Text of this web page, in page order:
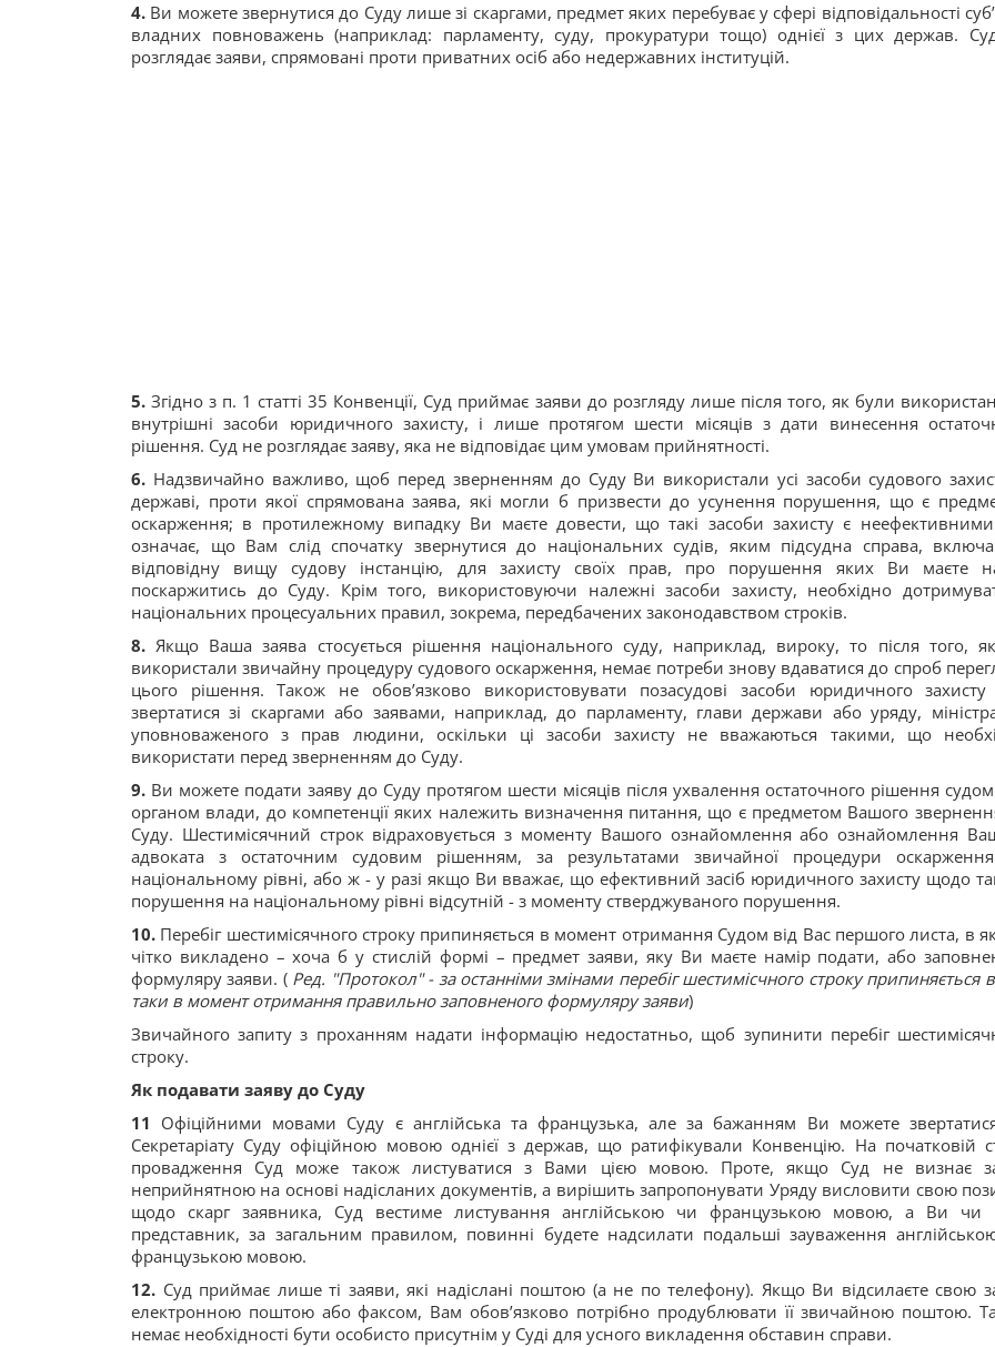
4. Ви можете звернутися до Суду лише зі скаргами, предмет яких перебуває у сфері відповідальності
владних повноважень (наприклад: парламенту, суду, прокуратури тощо) однієї з цих держав.
розглядає заяви, спрямовані проти приватних осіб або недержавних інституцій.
5. Згідно з п. 1 статті 35 Конвенції, Суд приймає заяви до розгляду лише після того, як були
внутрішні засоби юридичного захисту, і лише протягом шести місяців з дати винесення
рішення. Суд не розглядає заяву, яка не відповідає цим умовам прийнятності.
6. Надзвичайно важливо, щоб перед зверненням до Суду Ви використали усі засоби судового
державі, проти якої спрямована заява, які могли б призвести до усунення порушення, що є
оскарження; в протилежному випадку Ви маєте довести, що такі засоби захисту є
означає, що Вам слід спочатку звернутися до національних судів, яким підсудна справа,
відповідну вищу судову інстанцію, для захисту своїх прав, про порушення яких Ви маєте
поскаржитись до Суду. Крім того, використовуючи належні засоби захисту, необхідно
національних процесуальних правил, зокрема, передбачених законодавством строків.
8. Якщо Ваша заява стосується рішення національного суду, наприклад, вироку, то після того,
використали звичайну процедуру судового оскарження, немає потреби знову вдаватися до спроб
цього рішення. Також не обов’язково використовувати позасудові засоби юридичного
звертатися зі скаргами або заявами, наприклад, до парламенту, глави держави або уряду,
уповноваженого з прав людини, оскільки ці засоби захисту не вважаються такими, що
використати перед зверненням до Суду.
9. Ви можете подати заяву до Суду протягом шести місяців після ухвалення остаточного рішення
органом влади, до компетенції яких належить визначення питання, що є предметом Вашого
Суду. Шестимісячний строк відраховується з моменту Вашого ознайомлення або ознайомлення
адвоката з остаточним судовим рішенням, за результатами звичайної процедури
національному рівні, або ж - у разі якщо Ви вважає, що ефективний засіб юридичного захисту щодо
порушення на національному рівні відсутній - з моменту стверджуваного порушення.
10. Перебіг шестимісячного строку припиняється в момент отримання Судом від Вас першого листа, в
чітко викладено – хоча б у стислій формі – предмет заяви, яку Ви маєте намір подати, або
формуляру заяви. ( Ред. "Протокол" - за останніми змінами перебіг шестимісчного строку припиняється
таки в момент отримання правильно заповненого формуляру заяви)
Звичайного запиту з проханням надати інформацію недостатньо, щоб зупинити перебіг
строку.
Як подавати заяву до Суду
11 Офіційними мовами Суду є англійська та французька, але за бажанням Ви можете
Секретаріату Суду офіційною мовою однієї з держав, що ратифікували Конвенцію. На початковій
провадження Суд може також листуватися з Вами цією мовою. Проте, якщо Суд не визнає
неприйнятною на основі надісланих документів, а вирішить запропонувати Уряду висловити свою
щодо скарг заявника, Суд вестиме листування англійською чи французькою мовою, а Ви чи
представник, за загальним правилом, повинні будете надсилати подальші зауваження
французькою мовою.
12. Суд приймає лише ті заяви, які надіслані поштою (а не по телефону). Якщо Ви відсилаєте свою
електронною поштою або факсом, Вам обов’язково потрібно продублювати її звичайною поштою.
немає необхідності бути особисто присутнім у Суді для усного викладення обставин справи.